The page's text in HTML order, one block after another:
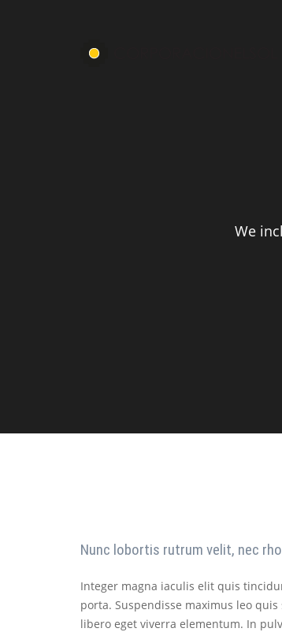
We
Nunc lobortis rutrum velit, nec
Integer magna iaculis elit quis
porta. Suspendisse maximus leo
libero eget viverra elementum. In